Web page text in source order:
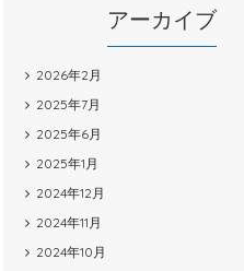
アーカイブ
2026年2月
2025年7月
2025年6月
2025年1月
2024年12月
2024年11月
2024年10月